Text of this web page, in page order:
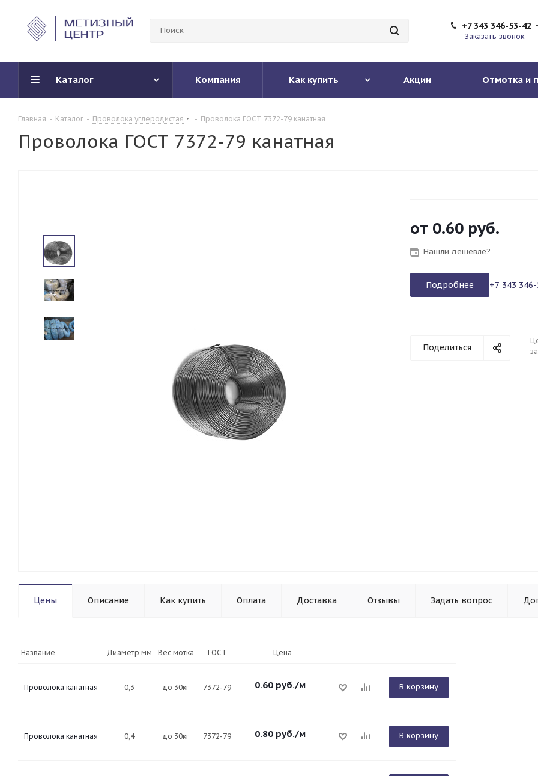
+7 343 346-53-42
Заказать звонок
Каталог Компания Как купить Акции Отмотка и
Главная - Каталог - Проволока углеродистая - Проволока ГОСТ 7372-79 канатная
Проволока ГОСТ 7372-79 канатная
от 0.60 руб.
Нашли дешевле?
Подробнее +7 343
Поделиться
Цены Описание Как купить Оплата Доставка Отзывы Задать вопрос
Название Диаметр мм Вес мотка ГОСТ Цена
Проволока канатная 0,3 до 30кг 7372-79 0.60 руб./м В корзину
Проволока канатная 0,4 до 30кг 7372-79 0.80 руб./м В корзину